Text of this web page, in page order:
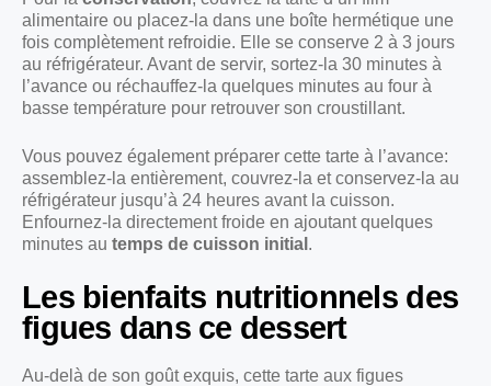
alimentaire ou placez-la dans une boîte hermétique une
fois complètement refroidie. Elle se conserve 2 à 3 jours
au réfrigérateur. Avant de servir, sortez-la 30 minutes à
l’avance ou réchauffez-la quelques minutes au four à
basse température pour retrouver son croustillant.
Vous pouvez également préparer cette tarte à l’avance:
assemblez-la entièrement, couvrez-la et conservez-la au
réfrigérateur jusqu’à 24 heures avant la cuisson.
Enfournez-la directement froide en ajoutant quelques
minutes au temps de cuisson initial .
Les bienfaits nutritionnels des
figues dans ce dessert
Au-delà de son goût exquis, cette tarte aux figues